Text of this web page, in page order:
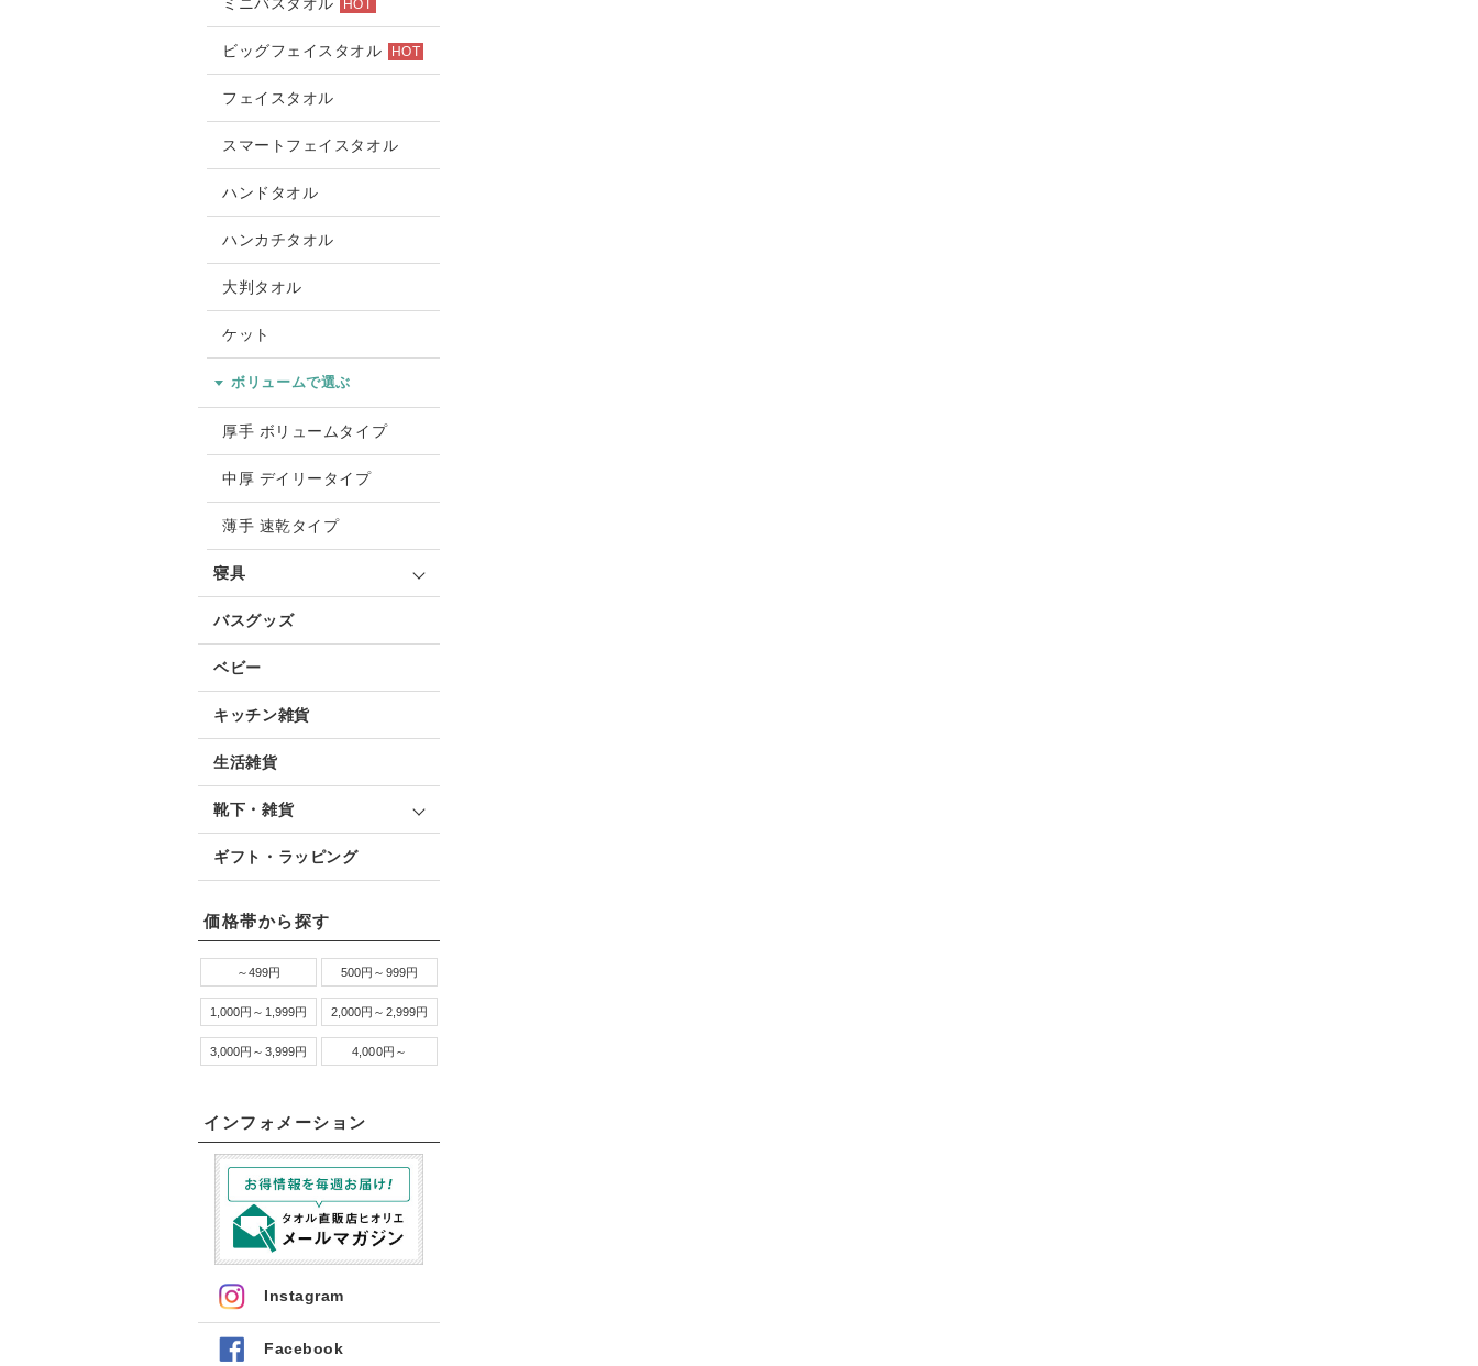
HOT
ビッグフェイスタオル HOT
フェイスタオル
スマートフェイスタオル
ハンドタオル
ハンカチタオル
大判タオル
ケット
ボリュームで選ぶ
厚手 ボリュームタイプ
中厚 デイリータイプ
薄手 速乾タイプ
寝具
バスグッズ
ベビー
キッチン雑貨
生活雑貨
靴下・雑貨
ギフト・ラッピング
価格帯から探す
～499円 500円～999円
1,000円～1,999円 2,000円～2,999円
3,000円～3,999円 4,000円～
インフォメーション
Instagram
Facebook